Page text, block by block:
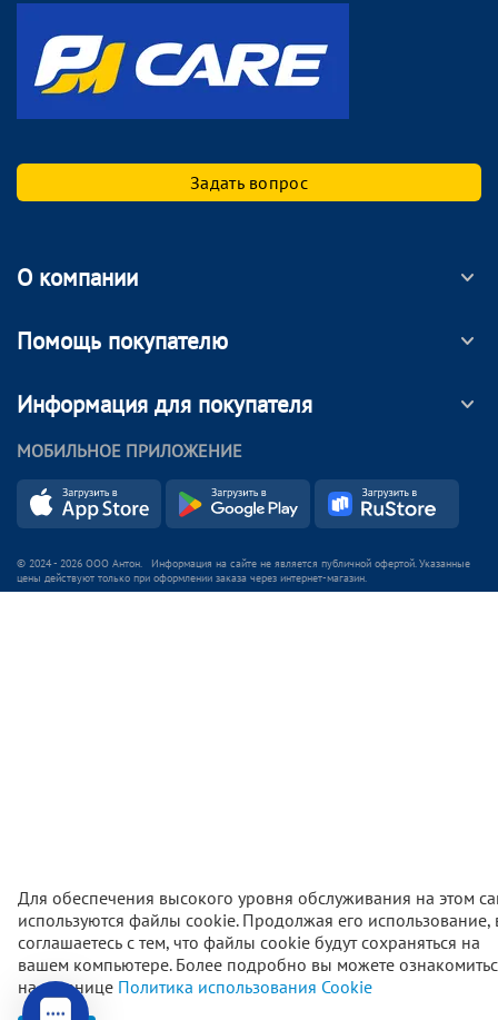
850₽ В
Задать вопрос
О компании
Помощь покупателю
Информация для покупателя
МОБИЛЬНОЕ ПРИЛОЖЕНИЕ
© 2024 - 2026 ООО Антон. Информация на сайте не является публичной офертой. Указанные
цены действуют только при оформлении заказа через интернет-магазин.
Для обеспечения высокого уровня обслуживания на этом
используются файлы cookie. Продолжая его использование,
соглашаетесь с тем, что файлы cookie будут сохраняться на
вашем компьютере. Более подробно вы можете
на странице Политика использования Cookie